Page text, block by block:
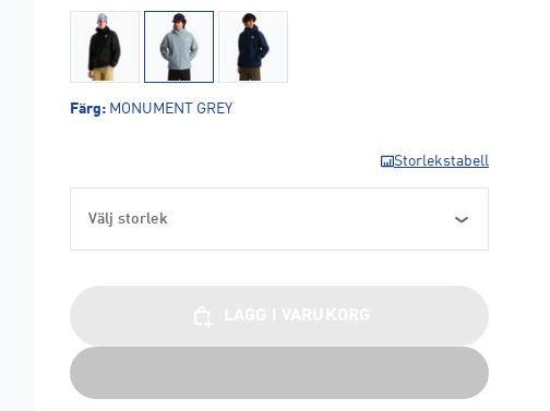
Färg: MONUMENT GREY
Storlekstabell
Välj storlek